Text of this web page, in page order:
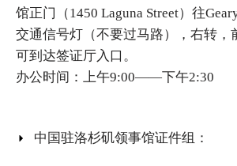
馆正门（1450 Laguna Street）往
交通信号灯（不要过马路），右转，
可到达签证厅入口。
办公时间：上午9:00——下午2:30
中国驻洛杉矶领事馆证件组：